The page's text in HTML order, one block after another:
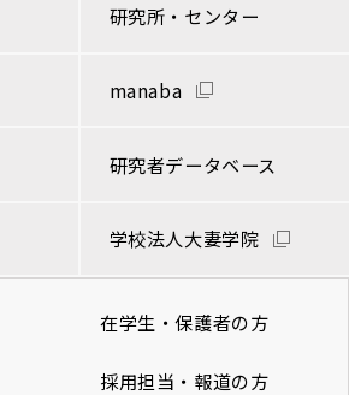
研究所・センター
manaba
研究者データベース
学校法人大妻学院
在学生・保護者の方
採用担当・報道の方